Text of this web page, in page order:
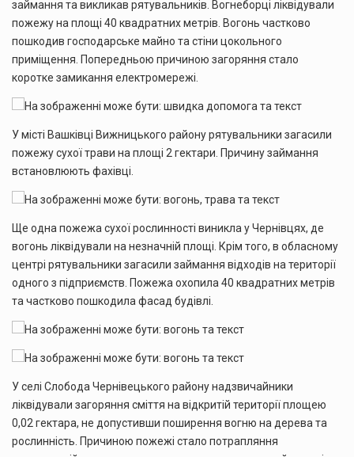
займання та викликав рятувальників. Вогнеборці ліквідували
пожежу на площі 40 квадратних метрів. Вогонь частково
пошкодив господарське майно та стіни цокольного
приміщення. Попередньою причиною загоряння стало
коротке замикання електромережі.
У місті Вашківці Вижницького району рятувальники загасили
пожежу сухої трави на площі 2 гектари. Причину займання
встановлюють фахівці.
Ще одна пожежа сухої рослинності виникла у Чернівцях, де
вогонь ліквідували на незначній площі. Крім того, в обласному
центрі рятувальники загасили займання відходів на території
одного з підприємств. Пожежа охопила 40 квадратних метрів
та частково пошкодила фасад будівлі.
У селі Слобода Чернівецького району надзвичайники
ліквідували загоряння сміття на відкритій території площею
0,02 гектара, не допустивши поширення вогню на дерева та
рослинність. Причиною пожежі стало потрапляння